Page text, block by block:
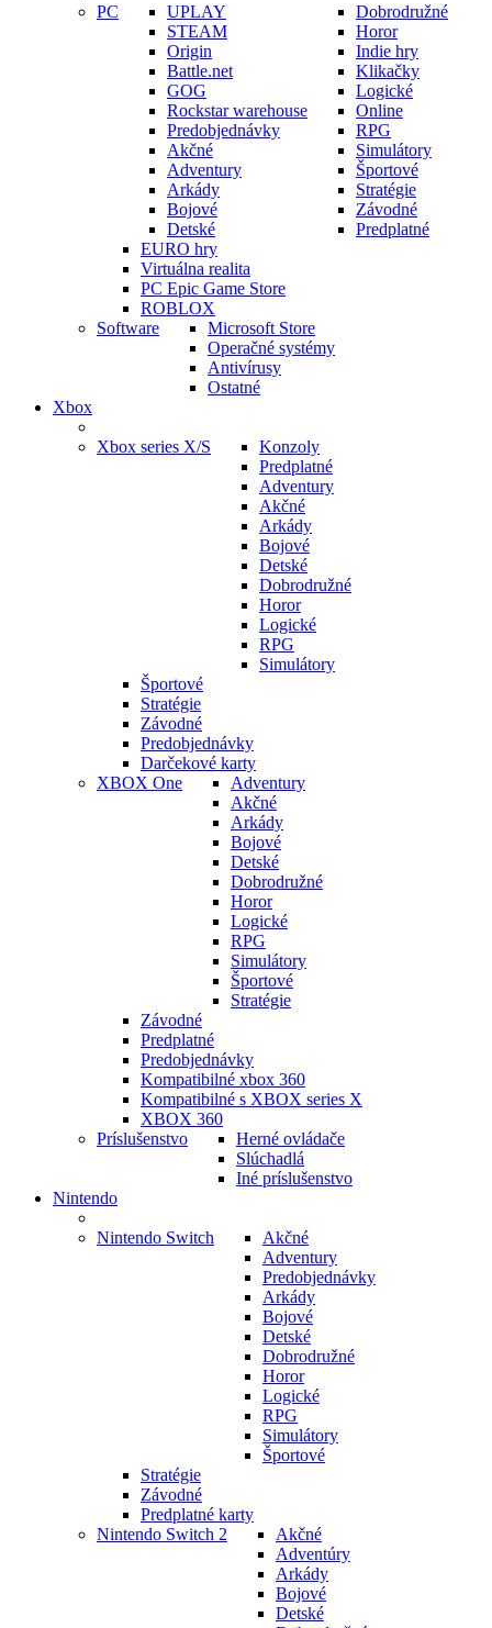
PC
UPLAY
STEAM
Origin
Battle.net
GOG
Rockstar warehouse
Predobjednávky
Akčné
Adventury
Arkády
Bojové
Detské
Dobrodružné
Horor
Indie hry
Klikačky
Logické
Online
RPG
Simulátory
Športové
Stratégie
Závodné
Predplatné
EURO hry
Virtuálna realita
PC Epic Game Store
ROBLOX
Software
Microsoft Store
Operačné systémy
Antivírusy
Ostatné
Xbox
Xbox series X/S
Konzoly
Predplatné
Adventury
Akčné
Arkády
Bojové
Detské
Dobrodružné
Horor
Logické
RPG
Simulátory
Športové
Stratégie
Závodné
Predobjednávky
Darčekové karty
XBOX One
Adventury
Akčné
Arkády
Bojové
Detské
Dobrodružné
Horor
Logické
RPG
Simulátory
Športové
Stratégie
Závodné
Predplatné
Predobjednávky
Kompatibilné xbox 360
Kompatibilné s XBOX series X
XBOX 360
Príslušenstvo
Herné ovládače
Slúchadlá
Iné príslušenstvo
Nintendo
Nintendo Switch
Akčné
Adventury
Predobjednávky
Arkády
Bojové
Detské
Dobrodružné
Horor
Logické
RPG
Simulátory
Športové
Stratégie
Závodné
Predplatné karty
Nintendo Switch 2
Akčné
Adventúry
Arkády
Bojové
Detské